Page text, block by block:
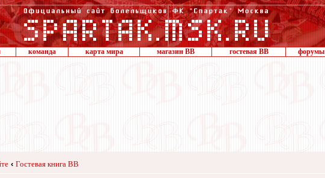
команда карта мира магазин ВВ гостевая ВВ форумы
‹ Гостевая книга ВВ